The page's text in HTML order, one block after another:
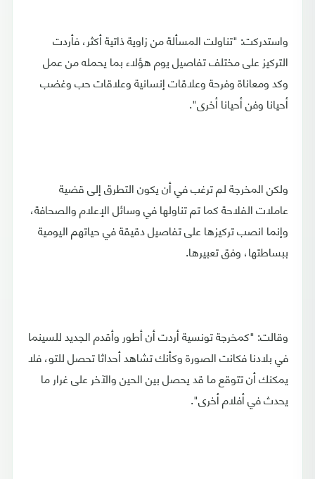
واستدركت: "تناولت المسألة من زاوية ذاتية أكثر، فأردت
التركيز على مختلف تفاصيل يوم هؤلاء بما يحمله من عمل
وكد ومعاناة وفرحة وعلاقات إنسانية وعلاقات حب وغضب
أحيانا وفن أحيانا أخرى".
ولكن المخرجة لم ترغب في أن يكون التطرق إلى قضية
عاملات الفلاحة كما تم تناولها في وسائل الإعلام والصحافة،
وإنما انصب تركيزها على تفاصيل دقيقة في حياتهم اليومية
ببساطتها، وفق تعبيرها.
وقالت: "كمخرجة تونسية أردت أن أطور وأقدم الجديد للسينما
في بلادنا فكانت الصورة وكأنك تشاهد أحداثا تحصل للتو، فلا
يمكنك أن تتوقع ما قد يحصل بين الحين والآخر على غرار ما
يحدث في أفلام أخرى".